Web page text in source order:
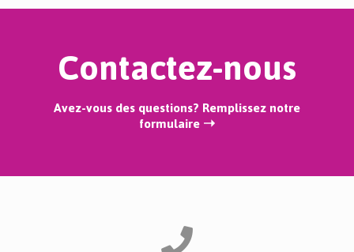
Contactez-nous
Avez-vous des questions? Remplissez notre
formulaire ➝